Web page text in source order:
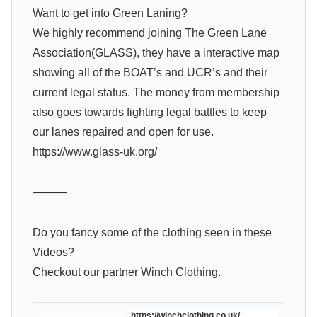
Want to get into Green Laning?
We highly recommend joining The Green Lane
Association(GLASS), they have a interactive map
showing all of the BOAT’s and UCR’s and their
current legal status. The money from membership
also goes towards fighting legal battles to keep
our lanes repaired and open for use.
https://www.glass-uk.org/​
———
Do you fancy some of the clothing seen in these
Videos?
Checkout our partner Winch Clothing.